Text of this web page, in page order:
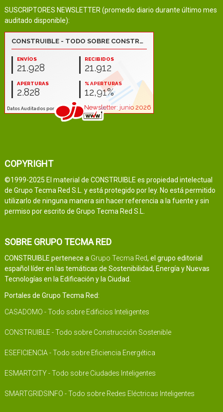
SUSCRIPTORES NEWSLETTER (promedio diario durante último mes
auditado disponible):
COPYRIGHT
©1999-2025 El material de CONSTRUIBLE es propiedad intelectual
de Grupo Tecma Red S.L. y está protegido por ley. No está permitido
utilizarlo de ninguna manera sin hacer referencia a la fuente y sin
permiso por escrito de Grupo Tecma Red S.L.
SOBRE GRUPO TECMA RED
CONSTRUIBLE pertenece a Grupo Tecma Red, el grupo editorial
español líder en las temáticas de Sostenibilidad, Energía y Nuevas
Tecnologías en la Edificación y la Ciudad.
Portales de Grupo Tecma Red:
CASADOMO - Todo sobre Edificios Inteligentes
CONSTRUIBLE - Todo sobre Construcción Sostenible
ESEFICIENCIA - Todo sobre Eficiencia Energética
ESMARTCITY - Todo sobre Ciudades Inteligentes
SMARTGRIDSINFO - Todo sobre Redes Eléctricas Inteligentes